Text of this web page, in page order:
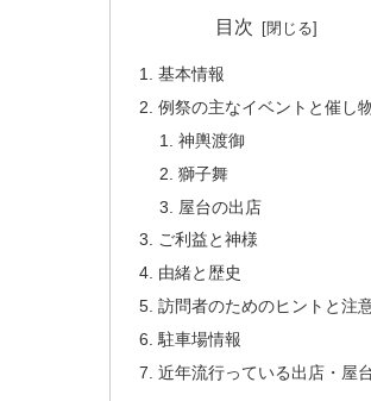
目次
基本情報
例祭の主なイベントと催し
神輿渡御
獅子舞
屋台の出店
ご利益と神様
由緒と歴史
訪問者のためのヒントと注
駐車場情報
近年流行っている出店・屋